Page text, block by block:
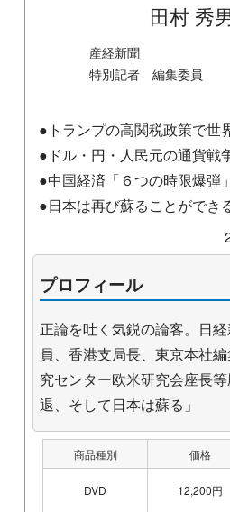
田村 秀
産経新聞
特別記者 編集委員
●トランプの高関税政策で世
●ドル・円・人民元の通貨戦
●中国経済「６つの時限爆弾
●日本は再び蘇ることができ
プロフィール
正論を吐く気鋭の論客。日
員、香港支局長、東京本社
究センター欧米研究会座長
退、そして日本は蘇る」
商品種別 価格
DVD 12,200円